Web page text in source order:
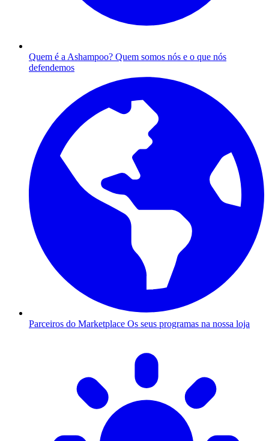
Quem é a Ashampoo? Quem somos nós e o que nós
defendemos
Parceiros do Marketplace Os seus programas na nossa loja